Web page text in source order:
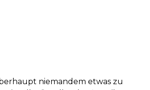
niemandem etwas zu